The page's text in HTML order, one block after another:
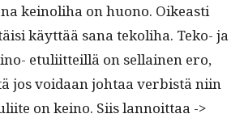
keino­li­ha on huono. Oikeasti
käyt­tää sana tekoli­ha. Teko- ja
etuli­it­teil­lä on sel­l­ainen ero,
jos voidaan johtaa ver­bistä niin
on keino. Siis lan­noit­taa ->